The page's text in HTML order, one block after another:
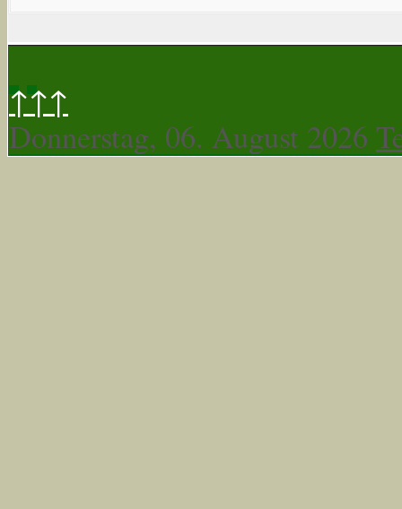
↑↑↑
Donnerstag, 06. August 2026